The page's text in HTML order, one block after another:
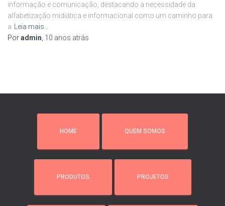
informação e comunicação, destacando a necessidade da
alfabetização midiática e informacional como um caminho para
a
Leia mais…
Poradmin 10 anos atrás
HOME QUEM SOMOS
PRODUTOS PROJETOS